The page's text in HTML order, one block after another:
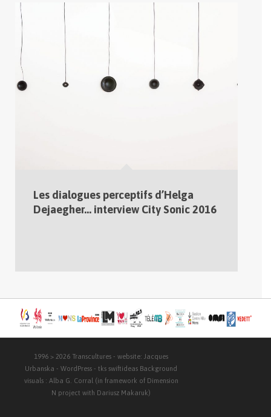
Les dialogues perceptifs d’Helga
Dejaegher… interview City Sonic 2016
1996 > 2026 Transcultures - website: Jacques
Urbanska -WordPress - tksswiftideas Background
visuals : Alba G. Corral
(in framework of Dimension
N project with Dariusz Makaruk)